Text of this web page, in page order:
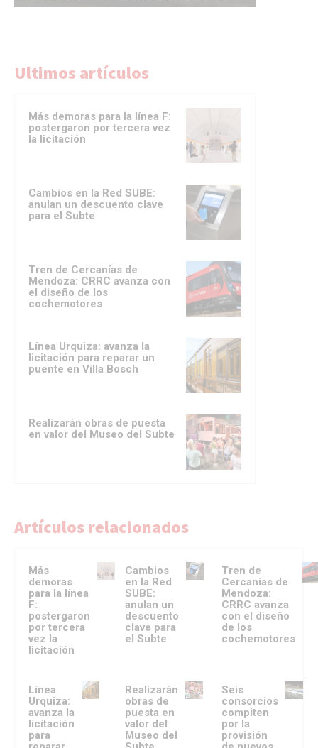
Ultimos artículos
Más demoras para la línea F:
postergaron por tercera vez
la licitación
Cambios en la Red SUBE:
anulan un descuento clave
para el Subte
Tren de Cercanías de
Mendoza: CRRC avanza con
el diseño de los
cochemotores
Línea Urquiza: avanza la
licitación para reparar un
puente en Villa Bosch
Realizarán obras de puesta
en valor del Museo del Subte
Artículos relacionados
Más
demoras
para la línea
F:
postergaron
por tercera
vez la
licitación
Cambios
en la Red
SUBE:
anulan un
descuento
clave para
el Subte
Tren de
Cercanías de
Mendoza:
CRRC avanza
con el diseño
de los
cochemotores
Línea
Urquiza:
avanza la
licitación
para
Realizarán
obras de
puesta en
valor del
Museo del
Seis
consorcios
compiten
por la
provisión